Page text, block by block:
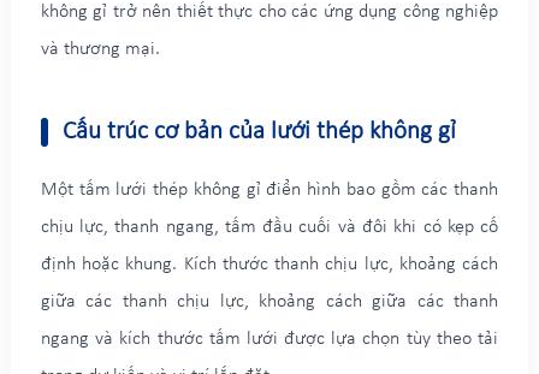
không gỉ trở nên thiết thực cho các ứng dụng công nghiệp
và thương mại.
Cấu trúc cơ bản của lưới thép không gỉ
Một tấm lưới thép không gỉ điển hình bao gồm các thanh
chịu lực, thanh ngang, tấm đầu cuối và đôi khi có kẹp cố
định hoặc khung. Kích thước thanh chịu lực, khoảng cách
giữa các thanh chịu lực, khoảng cách giữa các thanh
ngang và kích thước tấm lưới được lựa chọn tùy theo tải